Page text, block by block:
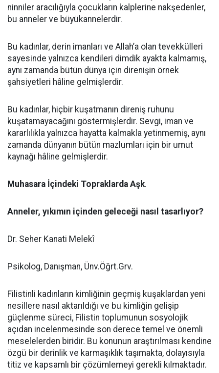
ninniler aracılığıyla çocukların kalplerine nakşedenler,
bu anneler ve büyükannelerdir.
Bu kadınlar, derin imanları ve Allah’a olan tevekkülleri
sayesinde yalnızca kendileri dimdik ayakta kalmamış,
aynı zamanda bütün dünya için direnişin örnek
şahsiyetleri hâline gelmişlerdir.
Bu kadınlar, hiçbir kuşatmanın direniş ruhunu
kuşatamayacağını göstermişlerdir. Sevgi, iman ve
kararlılıkla yalnızca hayatta kalmakla yetinmemiş, aynı
zamanda dünyanın bütün mazlumları için bir umut
kaynağı hâline gelmişlerdir.
Muhasara İçindeki Topraklarda Aşk.
Anneler, yıkımın içinden geleceği nasıl tasarlıyor?
Dr. Seher Kanati Melekî
Psikolog, Danışman, Ünv.Öğrt.Grv.
Filistinli kadınların kimliğinin geçmiş kuşaklardan yeni
nesillere nasıl aktarıldığı ve bu kimliğin gelişip
güçlenme süreci, Filistin toplumunun sosyolojik
açıdan incelenmesinde son derece temel ve önemli
meselelerden biridir. Bu konunun araştırılması kendine
özgü bir derinlik ve karmaşıklık taşımakta, dolayısıyla
titiz ve kapsamlı bir çözümlemeyi gerekli kılmaktadır.